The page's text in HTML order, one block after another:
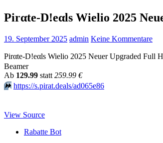
Pirαtе-D!еαls Wielio 2025
19. September 2025 admin Keine Kommentare
Pirαtе-D!еαls Wielio 2025 Neuer Upgraded Full
Beamer
Аb 129.99 statt 259.99 €
⏩️ https://s.pirat.deals/ad065e86
View Source
Rabatte Bot